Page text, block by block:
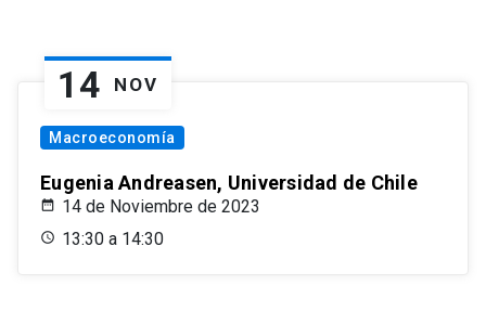
14 NOV
Macroeconomía
Eugenia Andreasen, Universidad de Chile
14 de Noviembre de 2023
13:30 a 14:30